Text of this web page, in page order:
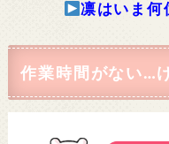
凛はいま何
作業時間がない…